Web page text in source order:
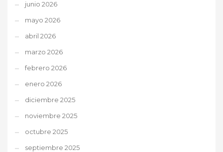
junio 2026
mayo 2026
abril 2026
marzo 2026
febrero 2026
enero 2026
diciembre 2025
noviembre 2025
octubre 2025
septiembre 2025